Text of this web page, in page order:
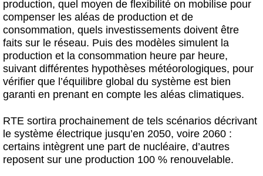
production, quel moyen de flexibilité on mobilise pour
compenser les aléas de production et de
consommation, quels investissements doivent être
faits sur le réseau. Puis des modèles simulent la
production et la consommation heure par heure,
suivant différentes hypothèses météorologiques, pour
vérifier que l’équilibre global du système est bien
garanti en prenant en compte les aléas climatiques.
RTE sortira prochainement de tels scénarios décrivant
le système électrique jusqu’en 2050, voire 2060 :
certains intègrent une part de nucléaire, d’autres
reposent sur une production 100 % renouvelable.